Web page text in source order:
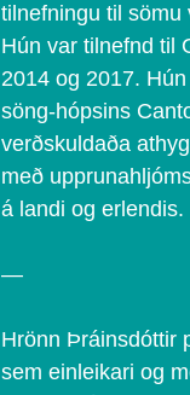
tilnefningu til sömu
Hún var tilnefnd til
2014 og 2017.
söng-hópsins
verðskuldaða
með
á landi og erlendis.
—
Hrönn Þráinsdóttir
sem einleikari og